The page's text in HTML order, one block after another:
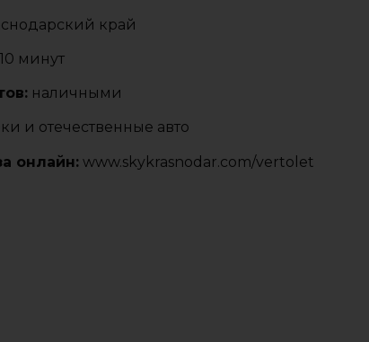
край
минут
наличными
и отечественные авто
онлайн: www.skykrasnodar.com/vertolet